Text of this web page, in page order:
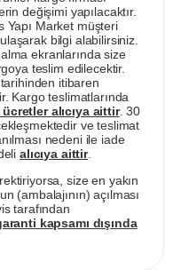
değişimi yapılacaktır.
Yapı Market müşteri
bilgi alabilirsiniz.
ekranlarında size
teslim edilecektir.
itibaren
Kargo teslimatlarında
alıcıya aittir. 30
ve teslimat
nedeni ile iade
alıcıya aittir.
size en yakın
(ambalajının) açılması
tarafından
kapsamı dışında